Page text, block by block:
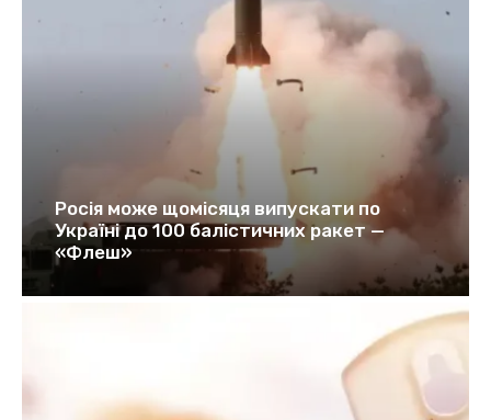
Росія може щомісяця випускати по
Україні до 100 балістичних ракет —
«Флеш»